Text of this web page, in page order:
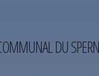
DU